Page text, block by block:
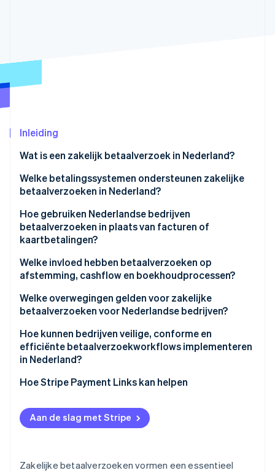
Identity
Ontdek hoe Stripe de economische
Inleiding
Wat is een zakelijk betaalverzoek in Nederland?
Welke betalingssystemen ondersteunen zakelijke
betaalverzoeken in Nederland?
Hoe gebruiken Nederlandse bedrijven
betaalverzoeken in plaats van facturen of
kaartbetalingen?
Welke invloed hebben betaalverzoeken op
afstemming, cashflow en boekhoudprocessen?
Welke overwegingen gelden voor zakelijke
betaalverzoeken voor Nederlandse bedrijven?
Hoe kunnen bedrijven veilige, conforme en
efficiënte betaalverzoekworkflows implementeren
in Nederland?
Hoe Stripe Payment Links kan helpen
Aan de slag met Stripe
Zakelijke betaalverzoeken vormen een essentieel